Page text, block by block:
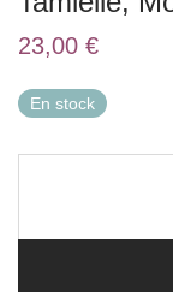
23,00 €
En stock